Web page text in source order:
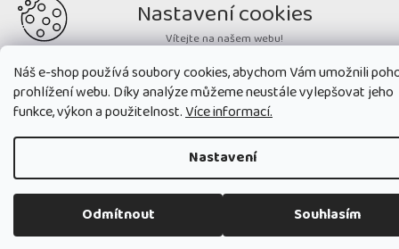
Náš e-shop používá soubory cookies, abychom Vám umožnili
prohlížení webu. Díky analýze můžeme neustále vylepšovat jeho
funkce, výkon a použitelnost.Více informací.
Nastavení
Odmítnout Souhlasím
Nastavení cookies
Vítejte na našem webu!
Potřebujeme nastavit cookies a související technologie, aby
zobrazovaný obsah odpovídal vašim potřebám a vy na webu nalezli
přesně to, co potřebujete. Soubory cookies používané na našem webu
nikdy neslouží ke zjišťování totožnosti uživatelů stránek
Přijmout všechny cookies
Nastavit